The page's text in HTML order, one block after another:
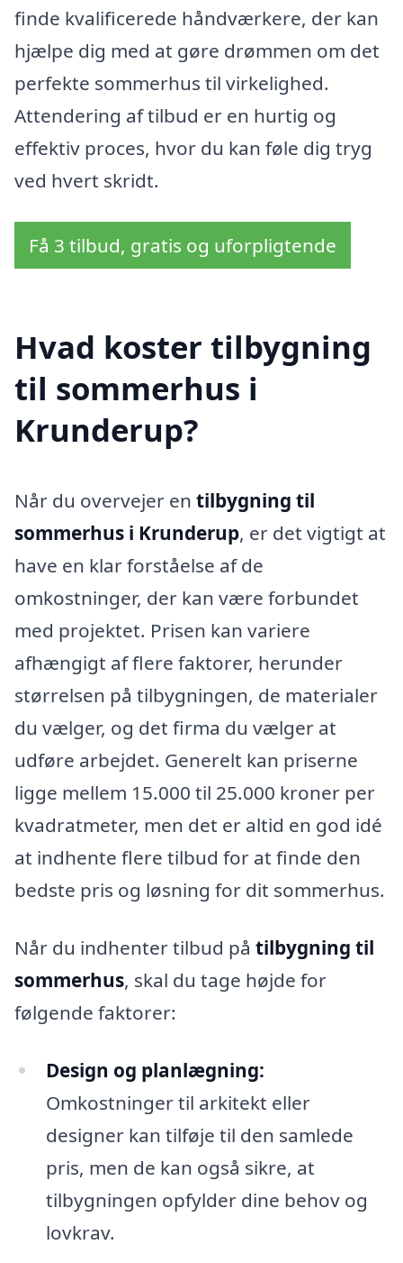
finde kvalificerede håndværkere, der kan
hjælpe dig med at gøre drømmen om det
perfekte sommerhus til virkelighed.
Attendering af tilbud er en hurtig og
effektiv proces, hvor du kan føle dig tryg
ved hvert skridt.
Få 3 tilbud, gratis og uforpligtende
Hvad koster tilbygning
til sommerhus i
Krunderup?
Når du overvejer en tilbygning til
sommerhus i Krunderup, er det vigtigt at
have en klar forståelse af de
omkostninger, der kan være forbundet
med projektet. Prisen kan variere
afhængigt af flere faktorer, herunder
størrelsen på tilbygningen, de materialer
du vælger, og det firma du vælger at
udføre arbejdet. Generelt kan priserne
ligge mellem 15.000 til 25.000 kroner per
kvadratmeter, men det er altid en god idé
at indhente flere tilbud for at finde den
bedste pris og løsning for dit sommerhus.
Når du indhenter tilbud på tilbygning til
sommerhus, skal du tage højde for
følgende faktorer:
Design og planlægning:
Omkostninger til arkitekt eller
designer kan tilføje til den samlede
pris, men de kan også sikre, at
tilbygningen opfylder dine behov og
lovkrav.